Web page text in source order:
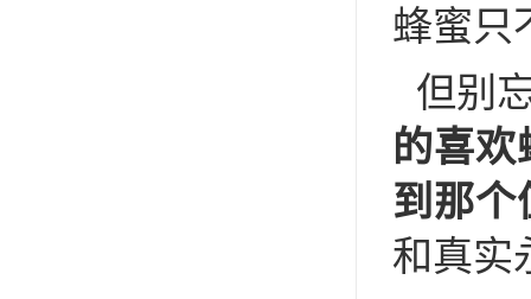
蜂蜜只
但别
的喜欢
到那个
和真实